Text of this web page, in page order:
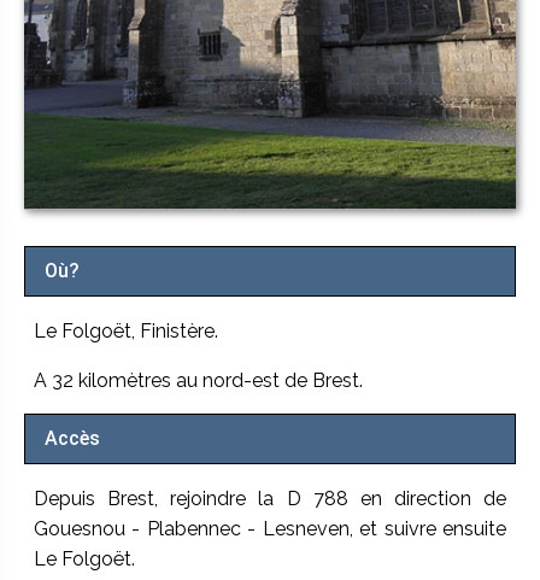
Où?
Le Folgoët, Finistère.
A 32 kilomètres au nord-est de Brest.
Accès
Depuis Brest, rejoindre la D 788 en direction de
Gouesnou - Plabennec - Lesneven, et suivre ensuite
Le Folgoët.